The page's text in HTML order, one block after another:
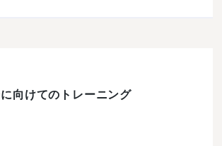
向けてのトレーニング